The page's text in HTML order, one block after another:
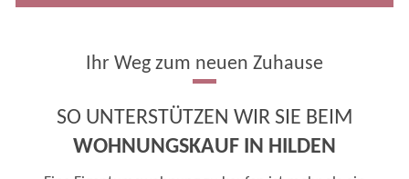
Ihr Weg zum neuen Zuhause
SO UNTERSTÜTZEN WIR SIE BEIM
WOHNUNGSKAUF IN HILDEN